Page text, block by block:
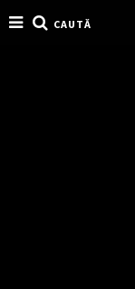
CAUTĂ